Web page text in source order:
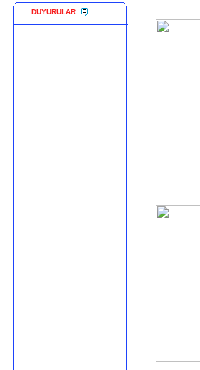
DUYURULAR